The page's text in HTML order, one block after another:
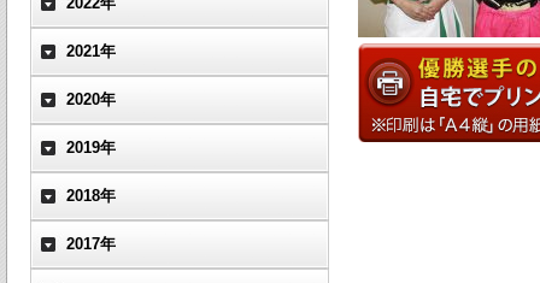
2021年
2020年
2019年
2018年
2017年